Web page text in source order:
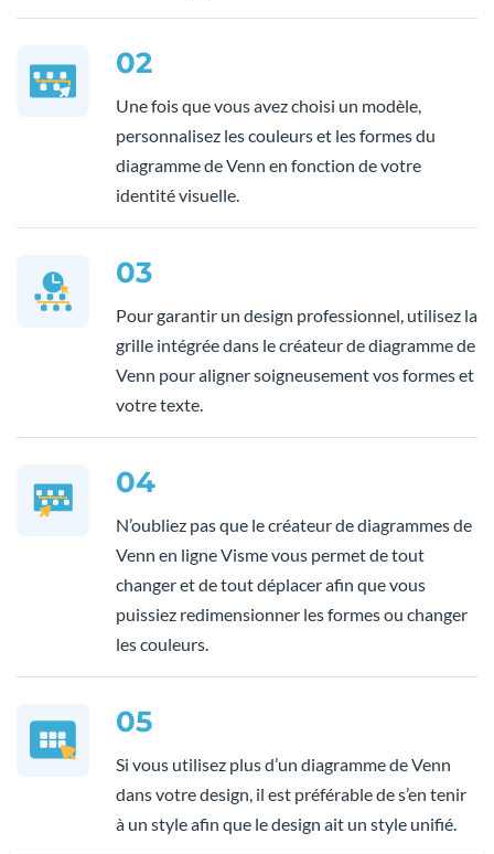
02
Une fois que vous avez choisi un modèle,
personnalisez les couleurs et les formes du
diagramme de Venn en fonction de votre
identité visuelle.
03
Pour garantir un design professionnel, utilisez la
grille intégrée dans le créateur de diagramme de
Venn pour aligner soigneusement vos formes et
votre texte.
04
N’oubliez pas que le créateur de diagrammes de
Venn en ligne Visme vous permet de tout
changer et de tout déplacer afin que vous
puissiez redimensionner les formes ou changer
les couleurs.
05
Si vous utilisez plus d’un diagramme de Venn
dans votre design, il est préférable de s’en tenir
à un style afin que le design ait un style unifié.